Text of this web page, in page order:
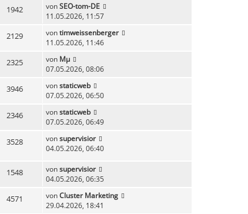
1942 vonSEO-tom-DE
11.05.2026, 11:57
2129 vontimweissenberger
11.05.2026, 11:46
2325 von Mµ
07.05.2026, 08:06
3946 vonstaticweb
07.05.2026, 06:50
2346 vonstaticweb
07.05.2026, 06:49
3528 vonsupervisior
04.05.2026, 06:40
1548 vonsupervisior
04.05.2026, 06:35
4571 vonCluster Marketing
29.04.2026, 18:41